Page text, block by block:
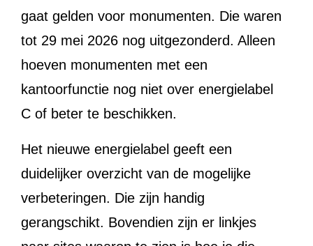
gaat gelden voor monumenten. Die waren
tot 29 mei 2026 nog uitgezonderd. Alleen
hoeven monumenten met een
kantoorfunctie nog niet over energielabel
C of beter te beschikken.
Het nieuwe energielabel geeft een
duidelijker overzicht van de mogelijke
verbeteringen. Die zijn handig
gerangschikt. Bovendien zijn er linkjes